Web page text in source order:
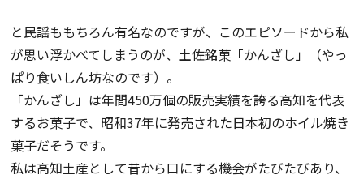
と民謡ももちろん有名なのですが、このエピソードから私
が思い浮かべてしまうのが、土佐銘菓「かんざし」（やっ
ぱり食いしん坊なのです）。
「かんざし」は年間450万個の販売実績を誇る高知を代表
するお菓子で、昭和37年に発売された日本初のホイル焼き
菓子だそうです。
私は高知土産として昔から口にする機会がたびたびあり、